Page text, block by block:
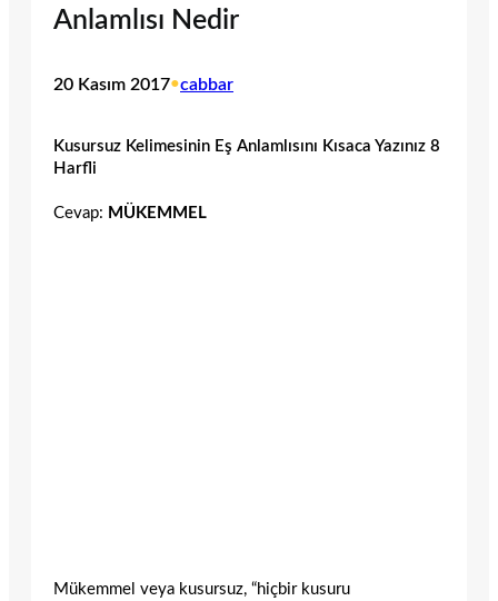
Anlamlısı Nedir
20 Kasım 2017•cabbar
Kusursuz Kelimesinin Eş Anlamlısını Kısaca Yazınız 8
Harfli
Cevap: MÜKEMMEL
Mükemmel veya kusursuz, “hiçbir kusuru